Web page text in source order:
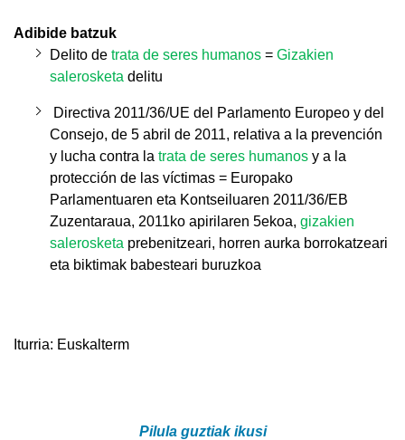
Adibide batzuk
Delito de trata de seres humanos = Gizakien
salerosketa delitu
Directiva 2011/36/UE del Parlamento Europeo y del
Consejo, de 5 abril de 2011, relativa a la prevención
y lucha contra la trata de seres humanos y a la
protección de las víctimas = Europako
Parlamentuaren eta Kontseiluaren 2011/36/EB
Zuzentaraua, 2011ko apirilaren 5ekoa, gizakien
salerosketa prebenitzeari, horren aurka borrokatzeari
eta biktimak babesteari buruzkoa
Iturria: Euskalterm
Pilula guztiak ikusi